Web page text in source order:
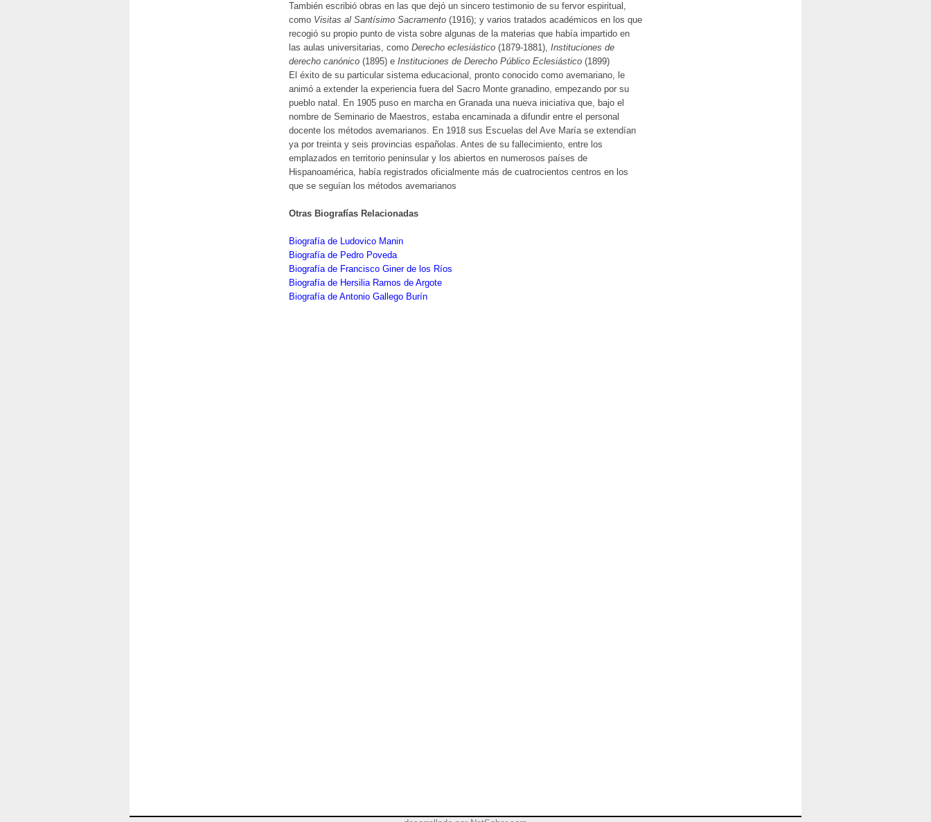
También escribió obras en las que dejó un sincero testimonio de su fervor espiritual,
como Visitas al Santísimo Sacramento (1916); y varios tratados académicos en los que
recogió su propio punto de vista sobre algunas de la materias que había impartido en
las aulas universitarias, como Derecho eclesiástico (1879-1881), Instituciones de
derecho canónico (1895) e Instituciones de Derecho Público Eclesiástico (1899)
El éxito de su particular sistema educacional, pronto conocido como avemariano, le
animó a extender la experiencia fuera del Sacro Monte granadino, empezando por su
pueblo natal. En 1905 puso en marcha en Granada una nueva iniciativa que, bajo el
nombre de Seminario de Maestros, estaba encaminada a difundir entre el personal
docente los métodos avemarianos. En 1918 sus Escuelas del Ave María se extendían
ya por treinta y seis provincias españolas. Antes de su fallecimiento, entre los
emplazados en territorio peninsular y los abiertos en numerosos países de
Hispanoamérica, había registrados oficialmente más de cuatrocientos centros en los
que se seguían los métodos avemarianos
Otras Biografías Relacionadas
Biografía de Ludovico Manin
Biografía de Pedro Poveda
Biografía de Francisco Giner de los Ríos
Biografía de Hersilia Ramos de Argote
Biografía de Antonio Gallego Burín